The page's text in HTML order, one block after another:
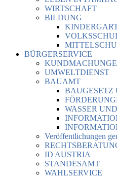
WIRTSCHAFT
BILDUNG
BÜRGERSERVICE
UMWELTDIENST
BAUAMT
BAUGESETZ
WASSER
Veröffentlichungen
ID AUSTRIA
STANDESAMT
WAHLSERVICE